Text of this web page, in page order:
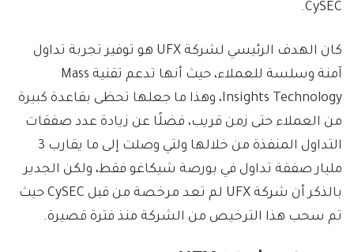
CySEC.
كان الهدف الرئيسي لشركة UFX هو توفير تجربة تداول
آمنة وسلسة للعملاء، حيث أنها تدعم تقنية Mass
Insights Technology، وهذا ما جعلها تحظى بقاعدة كبيرة
من العملاء حتى زمن قريب، فضلًا عن زيادة عدد صفقات
التداول المنفذة من خلالها ولتي وصلت إلى ما يقارب 3
مليار صفقة تداول في بورصة شيكاغو فقط، ولكن الجدير
بالذكر أن شركة UFX لم تعد مرخصة من قبل CySEC حيث
تم سحب هذا الترخيص من الشركة منذ فترة قصيرة.